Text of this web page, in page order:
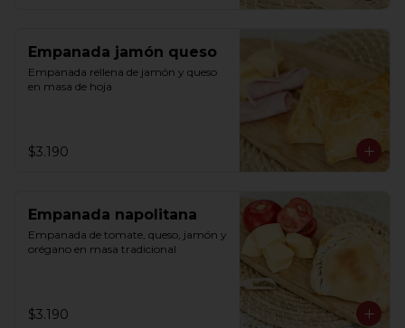
Empanada jamón queso
Empanada rellena de jamón y queso
en masa de hoja
$3.190
Empanada napolitana
Empanada de tomate, queso, jamón y
orégano en masa tradicional
$3.190